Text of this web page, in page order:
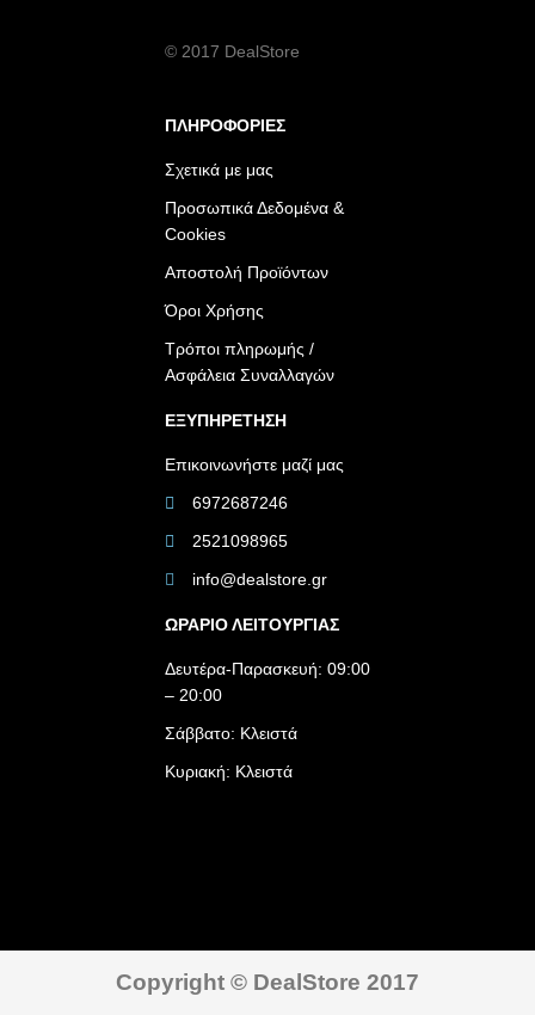
© 2017 DealStore
ΠΛΗΡΟΦΟΡΙΕΣ
Σχετικά με μας
Προσωπικά Δεδομένα &
Cookies
Αποστολή Προϊόντων
Όροι Χρήσης
Τρόποι πληρωμής /
Ασφάλεια Συναλλαγών
ΕΞΥΠΗΡΕΤΗΣΗ
Επικοινωνήστε μαζί μας
6972687246
2521098965
info@dealstore.gr
ΩΡΑΡΙΟ ΛΕΙΤΟΥΡΓΙΑΣ​
Δευτέρα-Παρασκευή: 09:00
– 20:00
Σάββατο: Κλειστά
Κυριακή: Κλειστά
Copyright © DealStore 2017